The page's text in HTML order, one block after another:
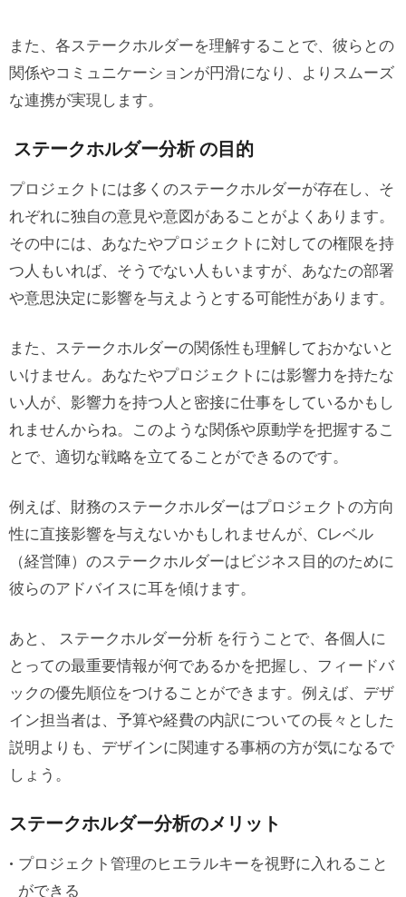
ステップ４：ステークホルダーのニーズ
と姿勢を知るためのインタビュー
ステップ５：データの整理と共有
UXPinでステークホルダーとの関わり
を改善する
また、各ステークホルダーを理解することで、彼らとの
関係やコミュニケーションが円滑になり、よりスムーズ
な連携が実現します。
ステークホルダー分析 の目的
プロジェクトには多くのステークホルダーが存在し、そ
れぞれに独自の意見や意図があることがよくあります。
その中には、あなたやプロジェクトに対しての権限を持
つ人もいれば、そうでない人もいますが、あなたの部署
や意思決定に影響を与えようとする可能性があります。
また、ステークホルダーの関係性も理解しておかないと
いけません。あなたやプロジェクトには影響力を持たな
い人が、影響力を持つ人と密接に仕事をしているかもし
れませんからね。このような関係や原動学を把握するこ
とで、適切な戦略を立てることができるのです。
例えば、財務のステークホルダーはプロジェクトの方向
性に直接影響を与えないかもしれませんが、Cレベル
（経営陣）のステークホルダーはビジネス目的のために
彼らのアドバイスに耳を傾けます。
あと、 ステークホルダー分析 を行うことで、各個人に
とっての最重要情報が何であるかを把握し、フィードバ
ックの優先順位をつけることができます。例えば、デザ
イン担当者は、予算や経費の内訳についての長々とした
説明よりも、デザインに関連する事柄の方が気になるで
しょう。
ステークホルダー分析のメリット
プロジェクト管理のヒエラルキーを視野に入れること
ができる